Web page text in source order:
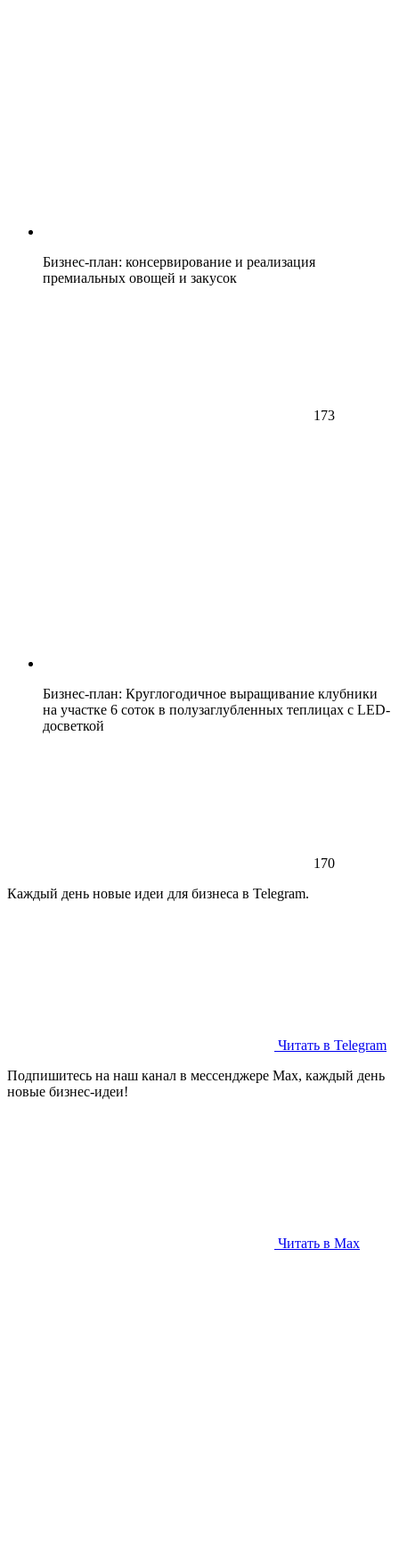
Бизнес-план: консервирование и реализация
премиальных овощей и закусок
173
Бизнес-план: Круглогодичное выращивание клубники
на участке 6 соток в полузаглубленных теплицах с LED-
досветкой
170
Каждый день новые идеи для бизнеса в Telegram.
Читать в Telegram
Подпишитесь на наш канал в мессенджере Max, каждый день
новые бизнес-идеи!
Читать в Max